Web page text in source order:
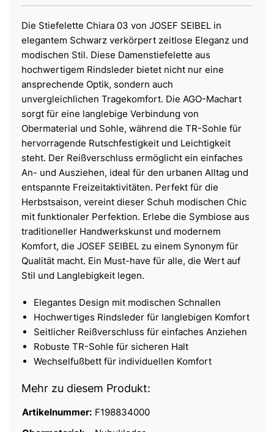
Die Stiefelette Chiara 03 von JOSEF SEIBEL in
elegantem Schwarz verkörpert zeitlose Eleganz und
modischen Stil. Diese Damenstiefelette aus
hochwertigem Rindsleder bietet nicht nur eine
ansprechende Optik, sondern auch
unvergleichlichen Tragekomfort. Die AGO-Machart
sorgt für eine langlebige Verbindung von
Obermaterial und Sohle, während die TR-Sohle für
hervorragende Rutschfestigkeit und Leichtigkeit
steht. Der Reißverschluss ermöglicht ein einfaches
An- und Ausziehen, ideal für den urbanen Alltag und
entspannte Freizeitaktivitäten. Perfekt für die
Herbstsaison, vereint dieser Schuh modischen Chic
mit funktionaler Perfektion. Erlebe die Symbiose aus
traditioneller Handwerkskunst und modernem
Komfort, die JOSEF SEIBEL zu einem Synonym für
Qualität macht. Ein Must-have für alle, die Wert auf
Stil und Langlebigkeit legen.
Elegantes Design mit modischen Schnallen
Hochwertiges Rindsleder für langlebigen Komfort
Seitlicher Reißverschluss für einfaches Anziehen
Robuste TR-Sohle für sicheren Halt
Wechselfußbett für individuellen Komfort
Mehr zu diesem Produkt:
Artikelnummer: F198834000